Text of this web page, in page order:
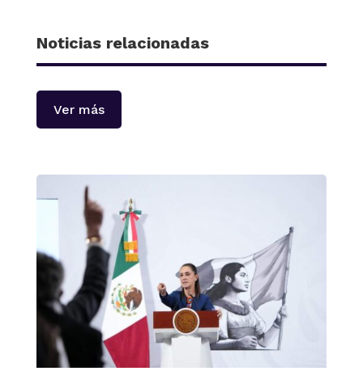
Noticias relacionadas
Ver más